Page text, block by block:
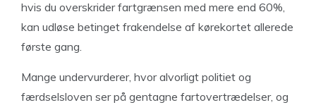
hvis du overskrider fartgrænsen med mere end 60%,
kan udløse betinget frakendelse af kørekortet allerede
første gang.
Mange undervurderer, hvor alvorligt politiet og
færdselsloven ser på gentagne fartovertrædelser, og